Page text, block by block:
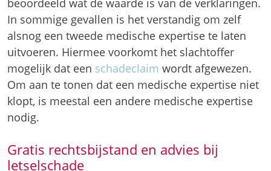
In sommige gevallen is het verstandig om zelf
alsnog een tweede medische expertise te laten
uitvoeren. Hiermee voorkomt het slachtoffer
mogelijk dat een schadeclaim wordt afgewezen.
Om aan te tonen dat een medische expertise niet
klopt, is meestal een andere medische expertise
nodig.
Gratis rechtsbijstand en advies bij
letselschade